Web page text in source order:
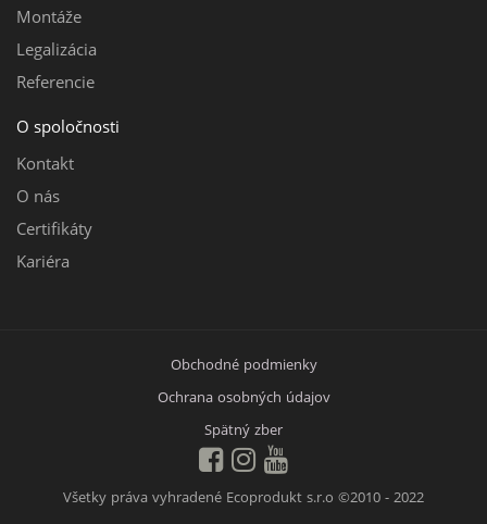
Montáže
Legalizácia
Referencie
O spoločnosti
Kontakt
O nás
Certifikáty
Kariéra
Obchodné podmienky
Ochrana osobných údajov
Spätný zber
Všetky práva vyhradené Ecoprodukt s.r.o ©2010 - 2022